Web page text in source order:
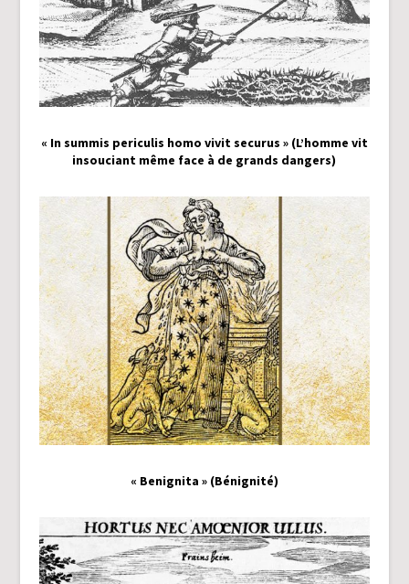
« In summis periculis homo vivit securus » (L’homme vit
insouciant même face à de grands dangers)
« Benignita » (Bénignité)